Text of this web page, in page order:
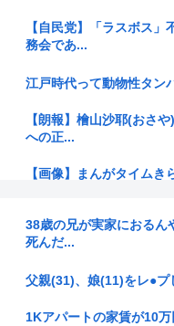
【自民党】「ラスボス
務会であ...
江戸時代って動物性タン
【朗報】檜山沙耶(おさ
への正...
【画像】まんがタイム
【悲報】結婚相談所職員
う…
【ブラジル大臣】「日本
38歳の兄が実家におるん
死んだ...
父親(31)、娘(11)をレ●プ
1Kアパートの家賃が10